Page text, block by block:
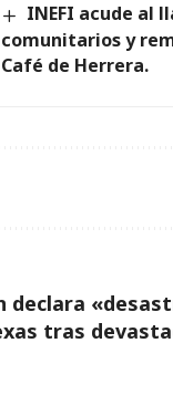
INEFI acude al
comunitarios y
Café de Herrera.
declara
tras